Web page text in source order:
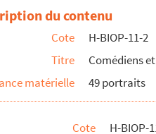
du contenu
Cote
H-BIOP-11-2
Titre
Comédiens
matérielle
49 portraits
Cote
H-BIOP-